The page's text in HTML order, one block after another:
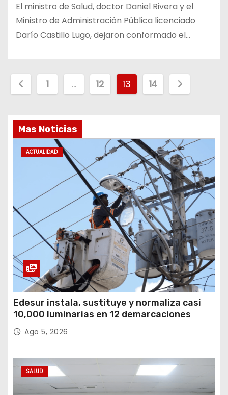
El ministro de Salud, doctor Daniel Rivera y el
Ministro de Administración Pública licenciado
Darío Castillo Lugo, dejaron conformado el…
g
c
ó
n
d
e
e
n
t
1 … 12 13 14
Mas Noticias
ACTUALIDAD
Edesur instala, sustituye y normaliza casi
10,000 luminarias en 12 demarcaciones
Ago 5, 2026
SALUD